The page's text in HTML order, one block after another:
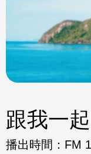
跟我一
播出時間： FM